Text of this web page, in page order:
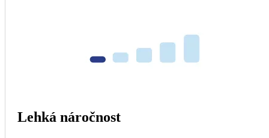
Lehká náročnost